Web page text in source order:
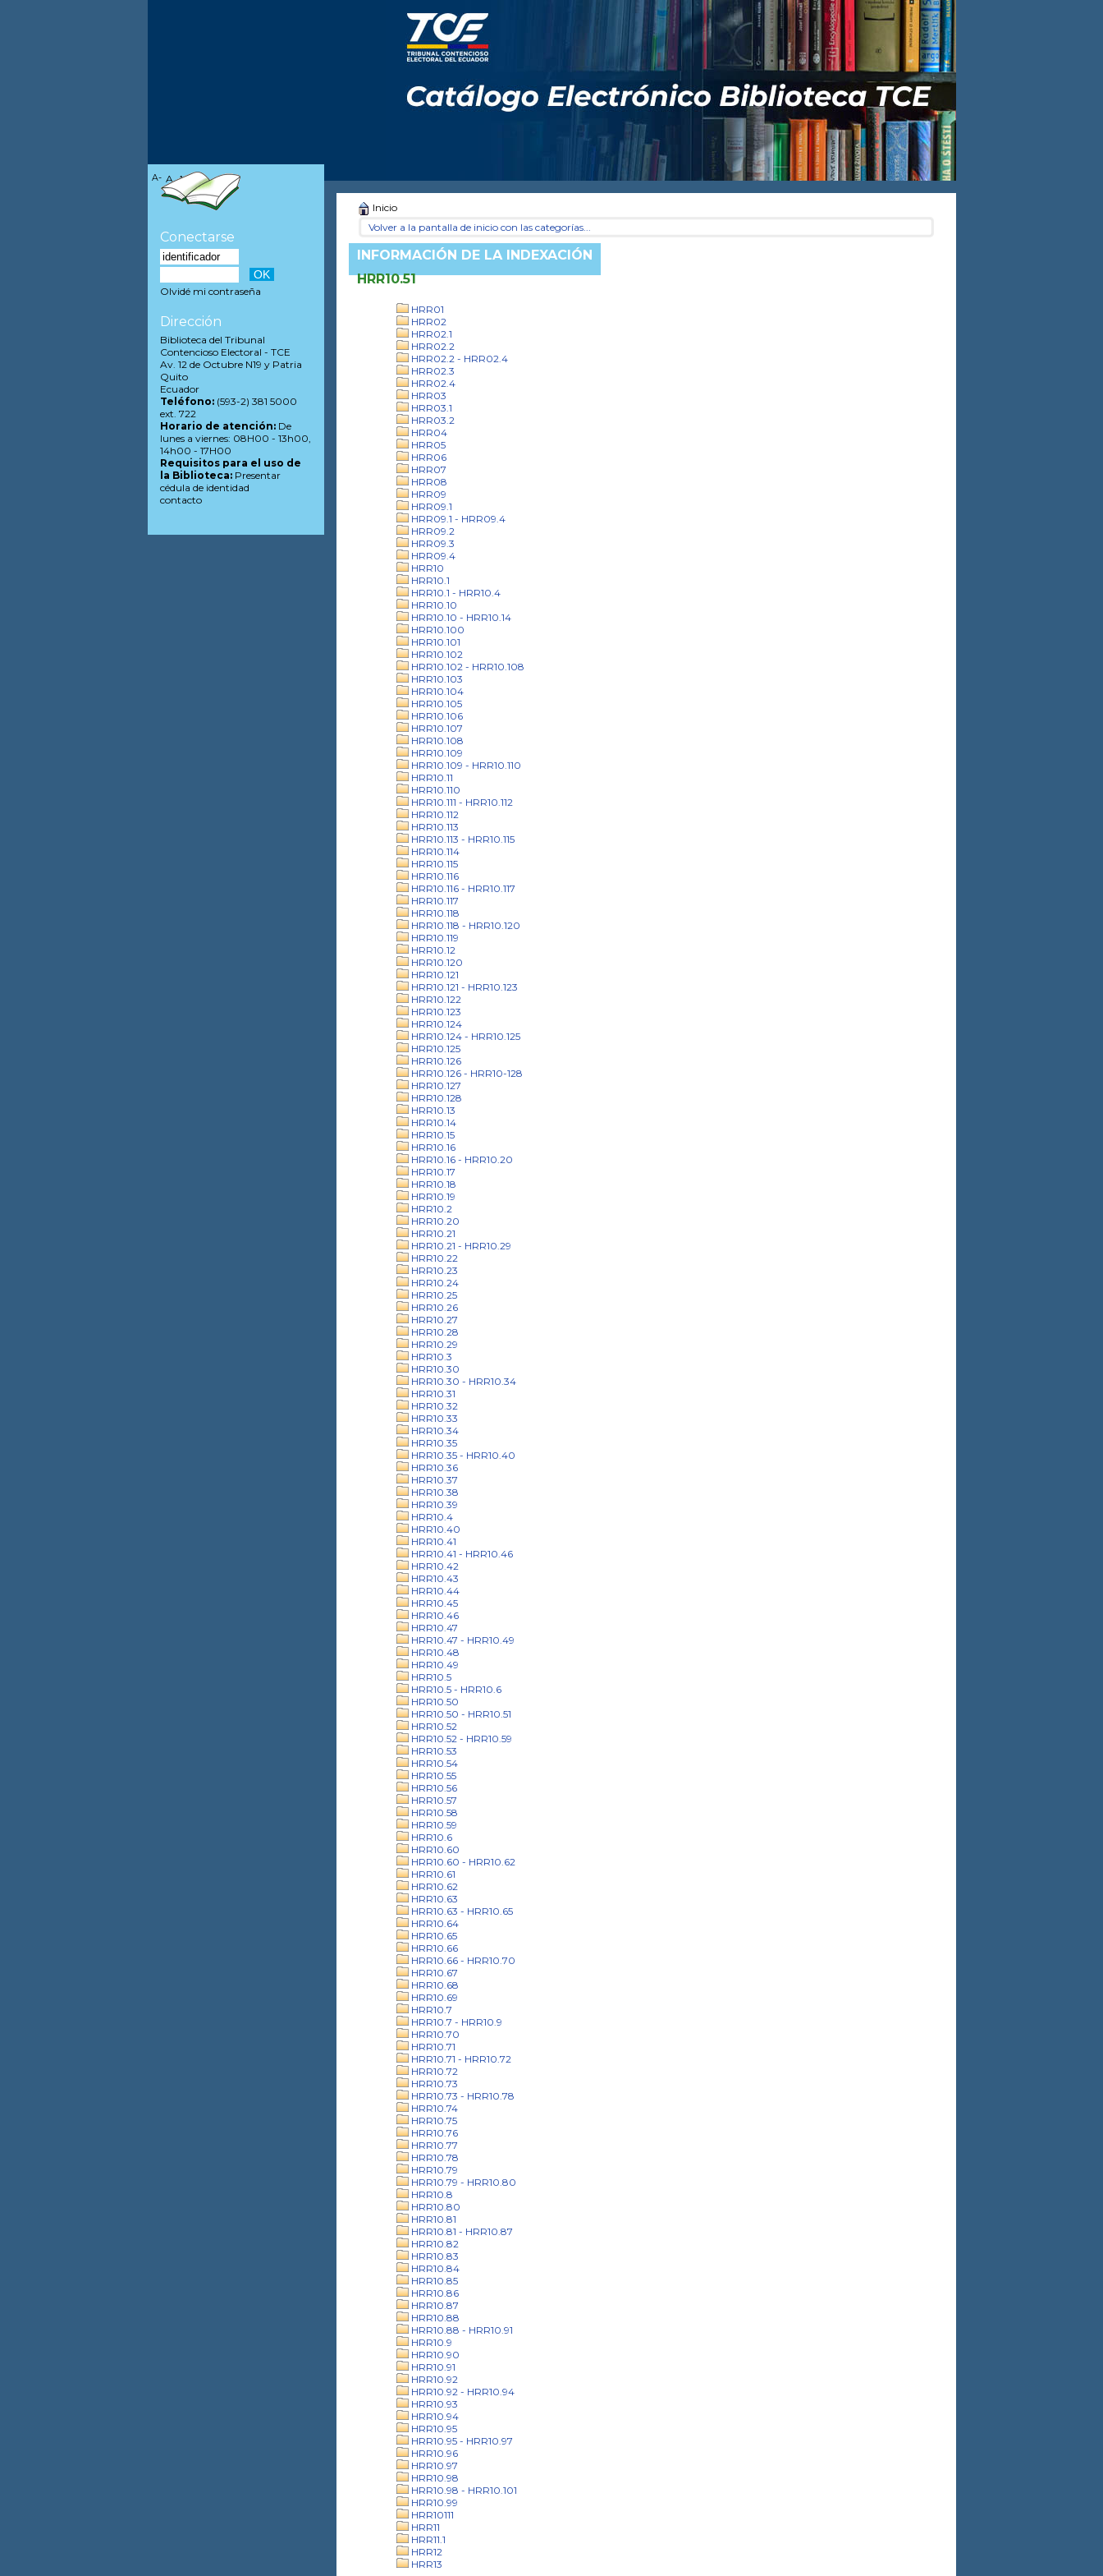
Inicio
Volver a la pantalla de inicio con las categorías...
INFORMACIÓN DE LA INDEXACIÓN
HRR10.51
HRR01
HRR02
HRR02.1
HRR02.2
HRR02.2 - HRR02.4
HRR02.3
HRR02.4
HRR03
HRR03.1
HRR03.2
HRR04
HRR05
HRR06
HRR07
HRR08
HRR09
HRR09.1
HRR09.1 - HRR09.4
HRR09.2
HRR09.3
HRR09.4
HRR10
HRR10.1
HRR10.1 - HRR10.4
HRR10.10
HRR10.10 - HRR10.14
HRR10.100
HRR10.101
HRR10.102
HRR10.102 - HRR10.108
HRR10.103
HRR10.104
HRR10.105
HRR10.106
HRR10.107
HRR10.108
HRR10.109
HRR10.109 - HRR10.110
HRR10.11
HRR10.110
HRR10.111 - HRR10.112
HRR10.112
HRR10.113
HRR10.113 - HRR10.115
HRR10.114
HRR10.115
HRR10.116
HRR10.116 - HRR10.117
HRR10.117
HRR10.118
HRR10.118 - HRR10.120
HRR10.119
HRR10.12
HRR10.120
HRR10.121
HRR10.121 - HRR10.123
HRR10.122
HRR10.123
HRR10.124
HRR10.124 - HRR10.125
HRR10.125
HRR10.126
HRR10.126 - HRR10-128
HRR10.127
HRR10.128
HRR10.13
HRR10.14
HRR10.15
HRR10.16
HRR10.16 - HRR10.20
HRR10.17
HRR10.18
HRR10.19
HRR10.2
HRR10.20
HRR10.21
HRR10.21 - HRR10.29
HRR10.22
HRR10.23
HRR10.24
HRR10.25
HRR10.26
HRR10.27
HRR10.28
HRR10.29
HRR10.3
HRR10.30
HRR10.30 - HRR10.34
HRR10.31
HRR10.32
HRR10.33
HRR10.34
HRR10.35
HRR10.35 - HRR10.40
HRR10.36
HRR10.37
HRR10.38
HRR10.39
HRR10.4
HRR10.40
HRR10.41
HRR10.41 - HRR10.46
HRR10.42
HRR10.43
HRR10.44
HRR10.45
HRR10.46
HRR10.47
HRR10.47 - HRR10.49
HRR10.48
HRR10.49
HRR10.5
HRR10.5 - HRR10.6
HRR10.50
HRR10.50 - HRR10.51
HRR10.52
HRR10.52 - HRR10.59
HRR10.53
HRR10.54
HRR10.55
HRR10.56
HRR10.57
HRR10.58
HRR10.59
HRR10.6
HRR10.60
HRR10.60 - HRR10.62
HRR10.61
HRR10.62
HRR10.63
HRR10.63 - HRR10.65
HRR10.64
HRR10.65
HRR10.66
HRR10.66 - HRR10.70
HRR10.67
HRR10.68
HRR10.69
HRR10.7
HRR10.7 - HRR10.9
HRR10.70
HRR10.71
HRR10.71 - HRR10.72
HRR10.72
HRR10.73
HRR10.73 - HRR10.78
HRR10.74
HRR10.75
HRR10.76
HRR10.77
HRR10.78
HRR10.79
HRR10.79 - HRR10.80
HRR10.8
HRR10.80
HRR10.81
HRR10.81 - HRR10.87
HRR10.82
HRR10.83
HRR10.84
HRR10.85
HRR10.86
HRR10.87
HRR10.88
HRR10.88 - HRR10.91
HRR10.9
HRR10.90
HRR10.91
HRR10.92
HRR10.92 - HRR10.94
HRR10.93
HRR10.94
HRR10.95
HRR10.95 - HRR10.97
HRR10.96
HRR10.97
HRR10.98
HRR10.98 - HRR10.101
HRR10.99
HRR10111
HRR11
HRR11.1
HRR12
HRR13
A- A A+
Conectarse
Olvidé mi contraseña
Dirección
Biblioteca del Tribunal
Contencioso Electoral - TCE
Av. 12 de Octubre N19 y Patria
Quito
Ecuador
Teléfono:(593-2) 381 5000
ext. 722
Horario de atención:De
lunes a viernes: 08H00 - 13h00,
14h00 - 17H00
Requisitos para el uso de
la Biblioteca:Presentar
cédula de identidad
contacto